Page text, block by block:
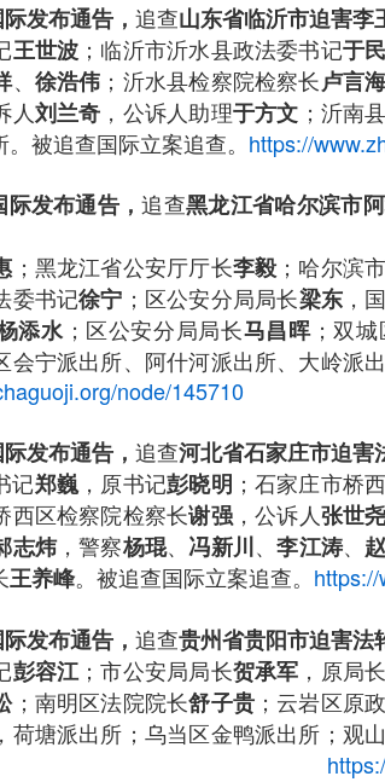
发布通告， 追查山东省临沂市迫害李
王世波 ；临沂市沂水县政法委书记于民
、 徐浩伟 ；沂水县检察院检察长卢言海
人刘兰奇 ，公诉人助理于方文 ；沂南
被追查国际立案追查。 https://
际发布通告，追查黑龙江省哈尔滨市
；黑龙江省公安厅厅长李毅 ；哈尔滨
委书记徐宁 ；区公安分局局长梁东，
添水 ；区公安分局局长马昌晖；双城
会宁派出所、阿什河派出所、大岭派
node/145710
发布通告， 追查河北省石家庄市迫害
记郑巍 ，原书记彭晓明 ；石家庄市桥
西区检察院检察长谢强，公诉人张世
志炜，警察杨琨、 冯新川、李江涛、
王养峰。被追查国际立案追查。
发布通告， 追查贵州省贵阳市迫害法
彭容江 ；市公安局局长贺承军 ，原局长
；南明区法院院长舒子贵 ；云岩区原
荷塘派出所；乌当区金鸭派出所；观
追查。